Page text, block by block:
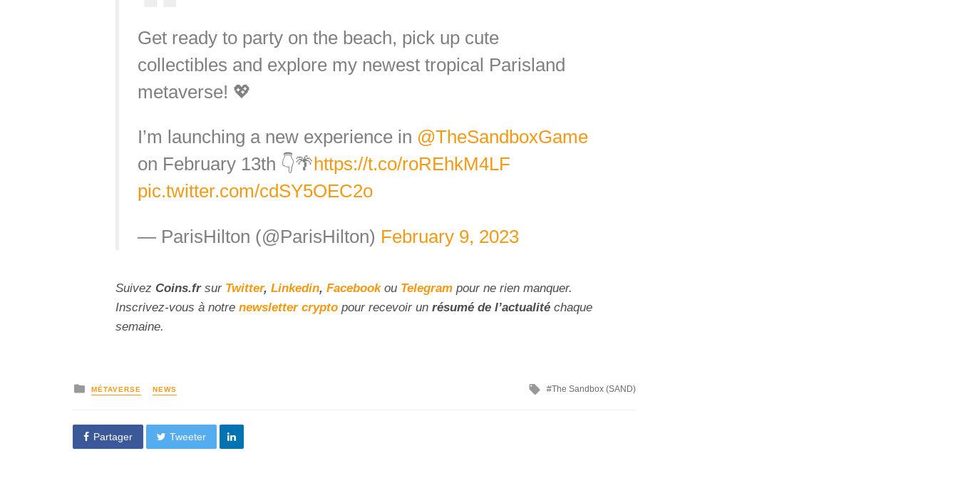
Get ready to party on the beach, pick up cute
collectibles and explore my newest tropical Parisland
metaverse! 💖
I’m launching a new experience in @TheSandboxGame
on February 13th 👇🌴 https://t.co/roREhkM4LF
pic.twitter.com/cdSY5OEC2o
— ParisHilton (@ParisHilton) February 9, 2023
Suivez Coins.fr sur Twitter, Linkedin, Facebookou Telegram pour ne rien manquer.
Inscrivez-vous à notre newsletter crypto pour recevoir un résumé de l’actualité chaque
semaine.
MÉTAVERSE NEWS The Sandbox (SAND)
Partager Tweeter